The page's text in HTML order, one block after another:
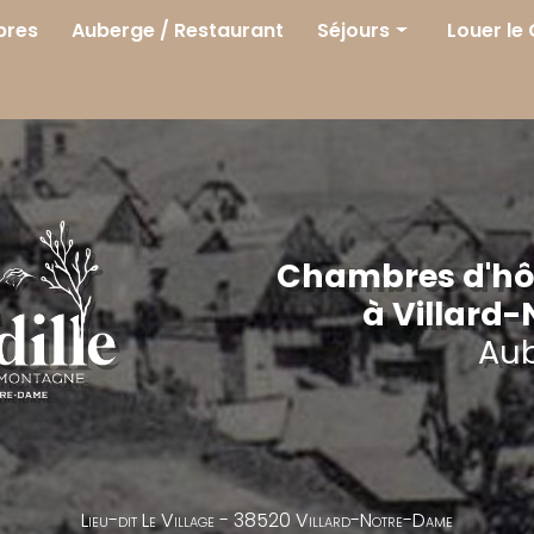
Auberge / Restaurant Séjours
Printemps
Automne
Hiver
Louer le
Chambres
à Villard-
Lieu-dit Le Village - 38520 Villard-Notre-Dame